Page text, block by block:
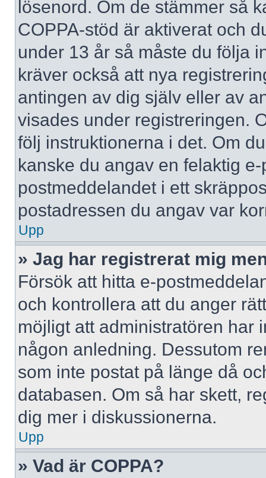
lösenord. Om de stämmer så
COPPA-stöd är aktiverat och
under 13 år så måste du följa
kräver också att nya
antingen av dig själv eller av
visades under registreringen.
följ instruktionerna i det. Om
kanske du angav en felaktig
postmeddelandet i ett
postadressen du angav var
Upp
» Jag har registrerat mig
Försök att hitta e-
och kontrollera att du anger
möjligt att administratören har
någon anledning. Dessutom
som inte postat på länge då
databasen. Om så har skett,
dig mer i diskussionerna.
Upp
» Vad är COPPA?